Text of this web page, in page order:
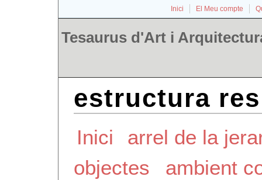
Inici El Meu compte
Tesaurus d'Art i
estructura
Inici
arrel de la
objectes
ambient